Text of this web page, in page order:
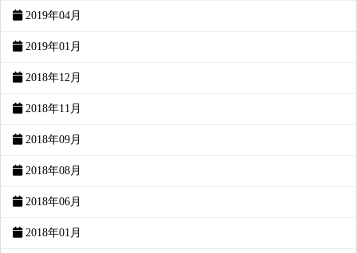
2019年04月
2019年01月
2018年12月
2018年11月
2018年09月
2018年08月
2018年06月
2018年01月